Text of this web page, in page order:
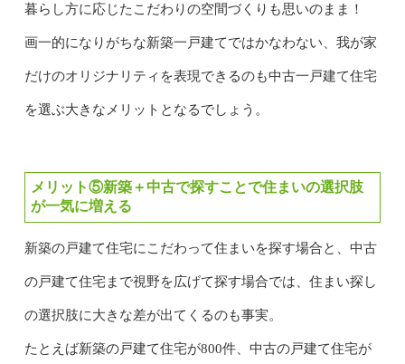
暮らし方に応じたこだわりの空間づくりも思いのまま！
画一的になりがちな新築一戸建てではかなわない、我が家
だけのオリジナリティを表現できるのも中古一戸建て住宅
を選ぶ大きなメリットとなるでしょう。
メリット⑤新築＋中古で探すことで住まいの選択肢
が一気に増える
新築の戸建て住宅にこだわって住まいを探す場合と、中古
の戸建て住宅まで視野を広げて探す場合では、住まい探し
の選択肢に大きな差が出てくるのも事実。
たとえば新築の戸建て住宅が800件、中古の戸建て住宅が